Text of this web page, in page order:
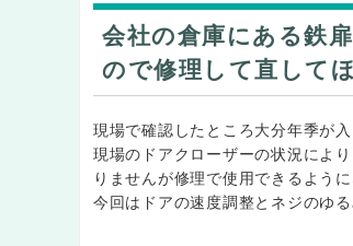
会社の倉庫にある鉄
ので修理して直して
現場で確認したところ大分年季が
現場のドアクローザーの状況によ
りませんが修理で使用できるよう
今回はドアの速度調整とネジのゆ